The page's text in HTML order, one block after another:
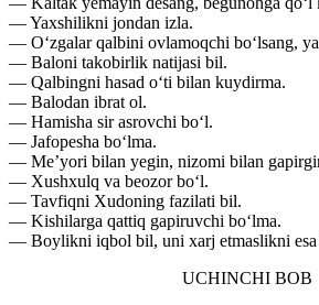
— Yaxshilikni jondan izla.
— O‘zgalar qalbini ovlamoqchi bo‘lsang,
— Baloni takobirlik natijasi bil.
— Qalbingni hasad o‘ti bilan kuydirma.
— Balodan ibrat ol.
— Hamisha sir asrovchi bo‘l.
— Jafopesha bo‘lma.
— Me’yori bilan yegin, nizomi bilan
— Xushxulq va beozor bo‘l.
— Tavfiqni Xudoning fazilati bil.
— Kishilarga qattiq gapiruvchi bo‘lma.
— Boylikni iqbol bil, uni xarj etmaslikni
UCHINCHI BOB